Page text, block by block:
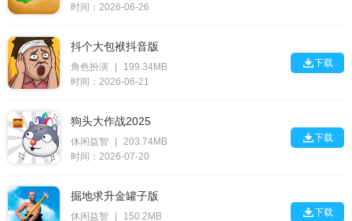
时间：2026-06-26
抖个大包袱抖音版
角色扮演
199.34MB
时间：2026-06-21
下载
狗头大作战2025
休闲益智
203.74MB
时间：2026-07-20
下载
掘地求升金罐子版
休闲益智
150.2MB
下载